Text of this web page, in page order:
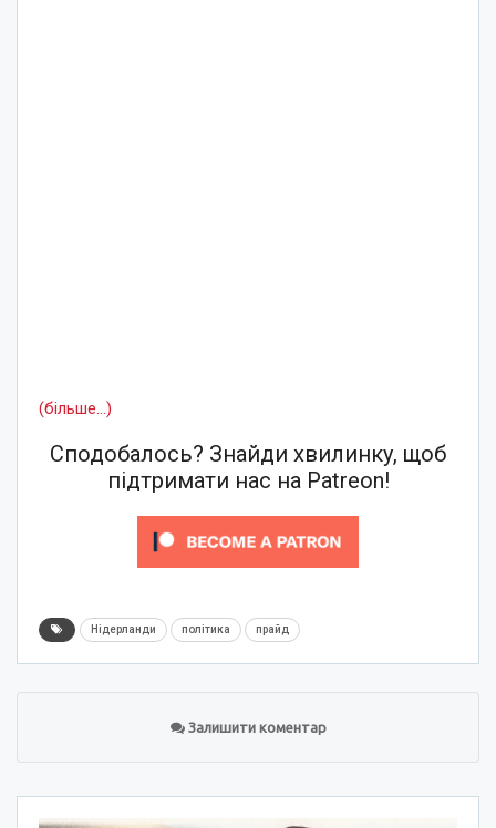
(більше…)
Сподобалось? Знайди хвилинку, щоб
підтримати нас на Patreon!
Нідерланди політика прайд
Залишити коментар